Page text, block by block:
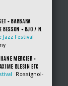
+ BARBARA
BESSON + BJO / N.
Jazz Festival
MERCIER +
BLESIN ETC
Rossignol-